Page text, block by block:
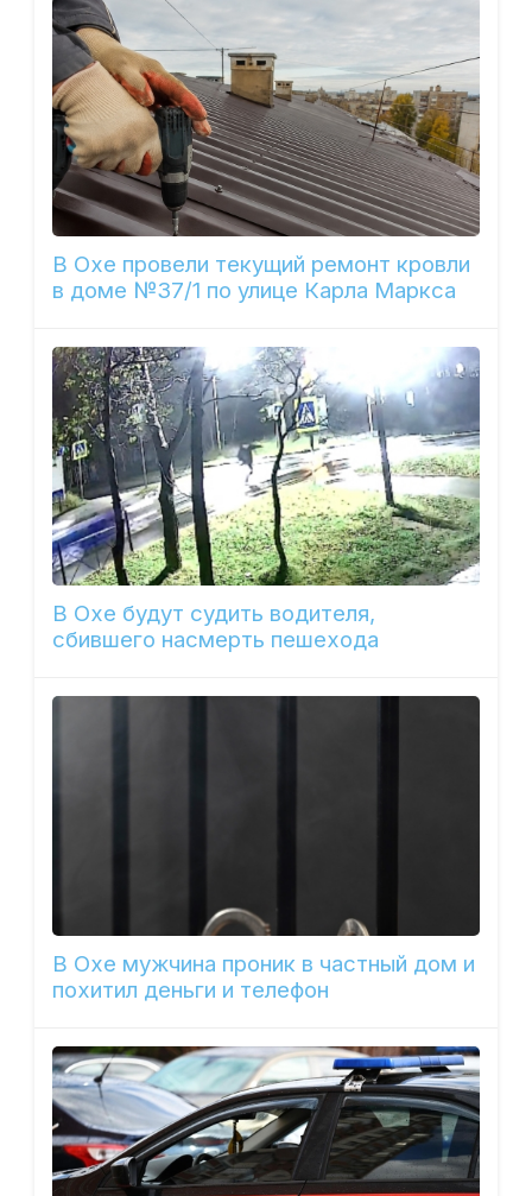
В Охе провели текущий ремонт кровли
в доме №37/1 по улице Карла Маркса
В Охе будут судить водителя,
сбившего насмерть пешехода
В Охе мужчина проник в частный дом и
похитил деньги и телефон